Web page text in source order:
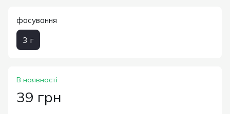
фасування
3 г
В наявності
39 грн